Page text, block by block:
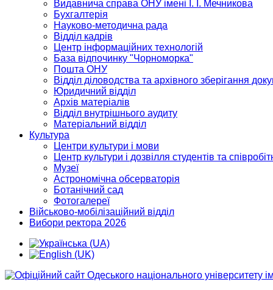
Видавнича справа ОНУ імені І. І. Мечникова
Бухгалтерія
Науково-методична рада
Відділ кадрів
Центр інформаційних технологій
База відпочинку "Чорноморка"
Пошта ОНУ
Відділ діловодства та архівного зберігання
Юридичний відділ
Архів матеріалів
Відділ внутрішнього аудиту
Матеріальний відділ
Культура
Центри культури і мови
Центр культури і дозвілля студентів та
Музеї
Астрономічна обсерваторія
Ботанічний сад
Фотогалереї
Військово-мобілізаційний відділ
Вибори ректора 2026